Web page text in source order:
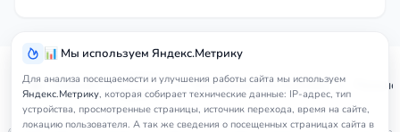
📊 Мы используем Яндекс.Метрику
Для анализа посещаемости и улучшения работы сайта мы используем
Яндекс.Метрику, которая собирает технические данные: IP-адрес, тип
устройства, просмотренные страницы, источник перехода, время на сайте,
локацию пользователя. А так же сведения о посещенных страницах сайта в
Главная
Услуги
юриста
Чеченская Республика